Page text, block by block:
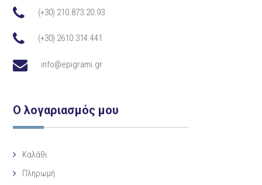
(+30) 210.873.20.93
(+30) 2610.314.441
info@epigrami.gr
Ο λογαριασμός μου
Καλάθι
Πληρωμή